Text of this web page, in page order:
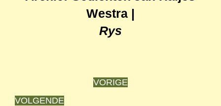
Westra |
Rys
VORIGE
VOLGENDE